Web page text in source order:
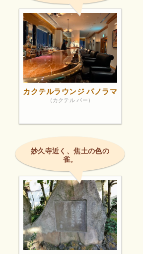
カクテルラウンジ パノラマ
（カクテル バー）
妙久寺近く、焦土の色の
雀。